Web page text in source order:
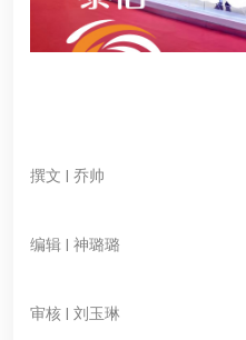
撰文 | 乔帅
编辑 | 神璐璐
审核 | 刘玉琳